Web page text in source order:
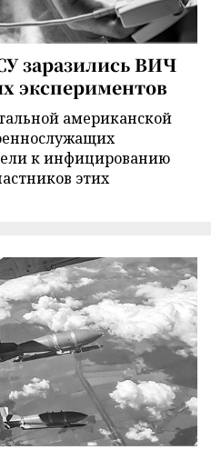
заразились ВИЧ
экспериментов
американской
к инфицированию
этих